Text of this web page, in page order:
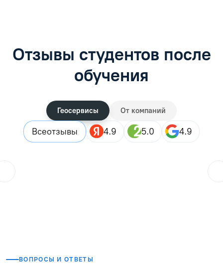
Отзывы студентов после
обучения
Геосервисы От компаний
Всеотзывы 4.9 5.0 4.9
ВОПРОСЫ И ОТВЕТЫ